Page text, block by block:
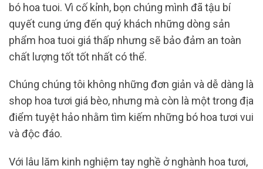
bó hoa tuoi. Vì cố kỉnh, bọn chúng mình đã tậu bí
quyết cung ứng đến quý khách những dòng sản
phẩm hoa tuoi giá thấp nhưng sẽ bảo đảm an toàn
chất lượng tốt tốt nhất có thể.
Chúng chúng tôi không những đơn giản và dễ dàng là
shop hoa tươi giá bèo, nhưng mà còn là một trong địa
điểm tuyệt hảo nhằm tìm kiếm những bó hoa tươi vui
và độc đáo.
Với lâu lăm kinh nghiệm tay nghề ở nghành hoa tươi,